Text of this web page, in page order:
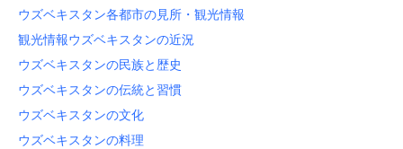
ウズベキスタン各都市の見所・観光情報
観光情報ウズベキスタンの近況
ウズベキスタンの民族と歴史
ウズベキスタンの伝統と習慣
ウズベキスタンの文化
ウズベキスタンの料理